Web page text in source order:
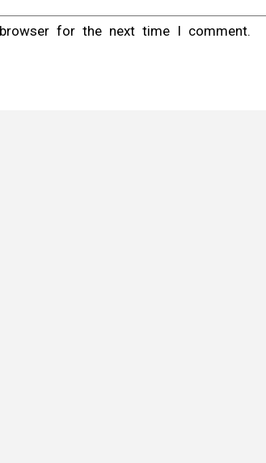
for the next time I comment.